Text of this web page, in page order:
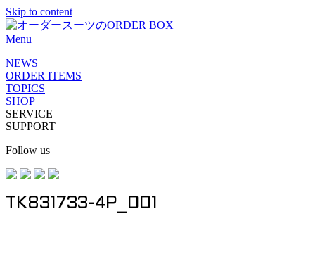
Skip to content
Menu
NEWS
ORDER ITEMS
TOPICS
SHOP
SERVICE
SUPPORT
Follow us
TK831733-4P_001